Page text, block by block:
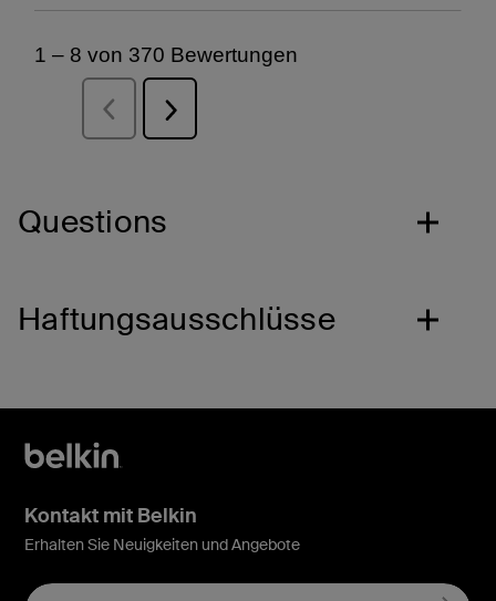
Questions
Haftungsausschlüsse
Kontakt mit Belkin
Erhalten Sie Neuigkeiten und Angebote